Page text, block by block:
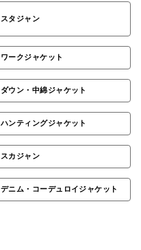
スタジャン
ワークジャケット
ダウン・中綿ジャケット
ハンティングジャケット
スカジャン
デニム・コーデュロイジャケット